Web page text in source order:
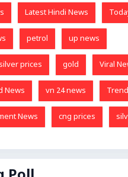
Latest Hindi News
petrol up news
prices gold Viral
News vn 24 news
News cng prices